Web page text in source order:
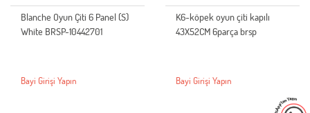
Blanche Oyun Çiti 6 Panel (S)
White BRSP-10442701
Bayi Girişi Yapın
K6-köpek oyun çiti kapılı
43X52CM 6parça brsp
Bayi Girişi Yapın